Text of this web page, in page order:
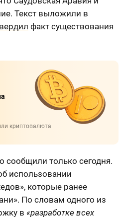
Текст выложили в
факт существования
криптовалюта
сообщили только сегодня.
использовании
которые ранее
По словам одного из
в «разработке всех